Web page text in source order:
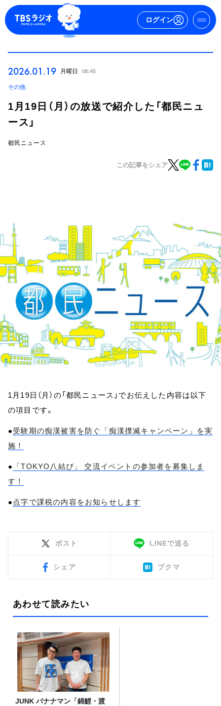
ログイン
イベント・グッズ
YouTube
会社情報
2026.01.19 月曜日 08:45
その他
1月19日（月）の放送で紹介した「都民ニュ
ース」
都民ニュース
この記事をシェア
1月19日（月）の「都民ニュース」でお伝えした内容は以下
の項目です。
●受験期の痴漢被害を防ぐ「痴漢撲滅キャンペーン」を実
施！
●
「TOKYO八結び」 交流イベントの参加者を募集しま
す！
● 点字で課税の内容をお知らせします
ポスト LINEで送る
シェア ブクマ
あわせて読みたい
JUNK バナナマン「錦鯉・渡